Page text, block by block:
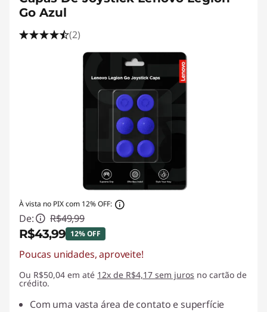
Go Azul
(2)
À vista no PIX com 12% OFF:
De: R$49,99
R$43,99 12% OFF
Economias instantâneas :
Poucas unidades, aproveite!
Ou R$50,04 em até 12x de R$4,17 sem juros no cartão de
crédito.
Com uma vasta área de contato e superfície